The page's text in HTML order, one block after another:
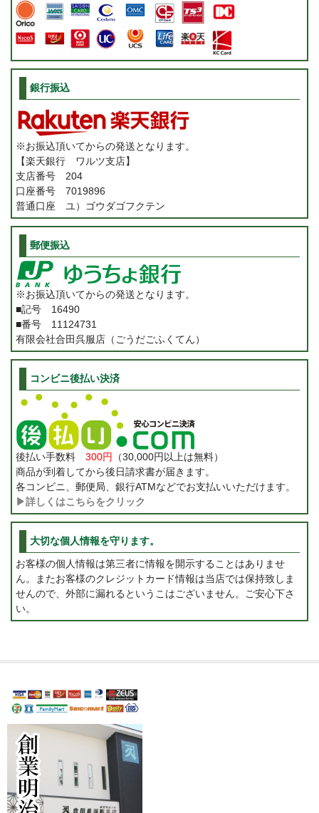
銀行振込
※お振込頂いてからの発送となります。
【楽天銀行 ワルツ支店】
支店番号 204
口座番号 7019896
普通口座 ユ）ゴウダゴフクテン
郵便振込
※お振込頂いてからの発送となります。
■記号 16490
■番号 11124731
有限会社合田呉服店（ごうだごふくてん）
コンビニ後払い決済
後払い手数料 300円
（30,000円以上は無料）
商品が到着してから後日請求書が届きます。
各コンビニ、郵便局、銀行ATMなどでお支払いいただけます。
▶詳しくはこちらをクリック
大切な個人情報を守ります。
お客様の個人情報は第三者に情報を開示することはありませ
ん。またお客様のクレジットカード情報は当店では保持致しま
せんので、外部に漏れるというこはございません。ご安心下さ
い。